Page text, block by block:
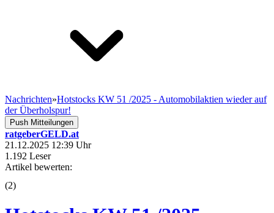
Nachrichten»Hotstocks KW 51 /2025 - Automobilaktien wieder auf
der Überholspur!
Push Mitteilungen
ratgeberGELD.at
21.12.2025 12:39 Uhr
1.192 Leser
Artikel bewerten:
(2)